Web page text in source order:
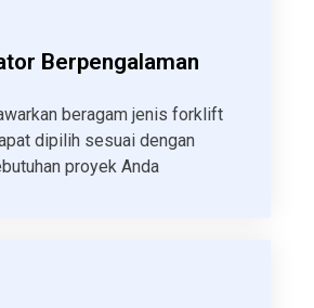
Berpengalaman
beragam jenis forklift
dipilih sesuai dengan
proyek Anda